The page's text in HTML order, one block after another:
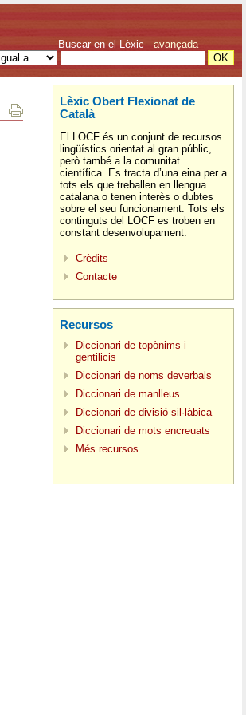
Buscar en el Lèxic avançada
Lèxic Obert Flexionat de
Català
El LOCF és un conjunt de recursos
lingüístics orientat al gran públic,
però també a la comunitat
científica. Es tracta d’una eina per a
tots els que treballen en llengua
catalana o tenen interès o dubtes
sobre el seu funcionament. Tots els
continguts del LOCF es troben en
constant desenvolupament.
Crèdits
Contacte
Recursos
Diccionari de topònims i
gentilicis
Diccionari de noms deverbals
Diccionari de manlleus
Diccionari de divisió sil·làbica
Diccionari de mots encreuats
Més recursos